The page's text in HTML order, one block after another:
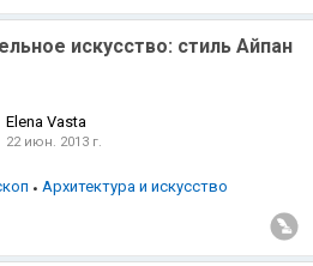
искусство: стиль Айпан
Elena Vasta
22 июн. 2013 г.
Архитектура и искусство